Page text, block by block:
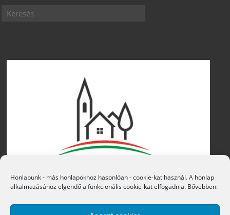
Honlapunk - más honlapokhoz hasonlóan - cookie-kat használ. A honlap
alkalmazásához elgendő a funkcionális cookie-kat elfogadnia. Bővebben: